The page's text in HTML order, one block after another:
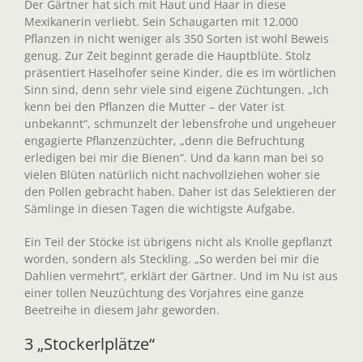
Der Gärtner hat sich mit Haut und Haar in diese
Mexikanerin verliebt. Sein Schaugarten mit 12.000
Pflanzen in nicht weniger als 350 Sorten ist wohl Beweis
genug. Zur Zeit beginnt gerade die Hauptblüte. Stolz
präsentiert Haselhofer seine Kinder, die es im wörtlichen
Sinn sind, denn sehr viele sind eigene Züchtungen. „Ich
kenn bei den Pflanzen die Mutter – der Vater ist
unbekannt“, schmunzelt der lebensfrohe und ungeheuer
engagierte Pflanzenzüchter, „denn die Befruchtung
erledigen bei mir die Bienen“. Und da kann man bei so
vielen Blüten natürlich nicht nachvollziehen woher sie
den Pollen gebracht haben. Daher ist das Selektieren der
Sämlinge in diesen Tagen die wichtigste Aufgabe.
Ein Teil der Stöcke ist übrigens nicht als Knolle gepflanzt
worden, sondern als Steckling. „So werden bei mir die
Dahlien vermehrt“, erklärt der Gärtner. Und im Nu ist aus
einer tollen Neuzüchtung des Vorjahres eine ganze
Beetreihe in diesem Jahr geworden.
3 „Stockerlplätze“